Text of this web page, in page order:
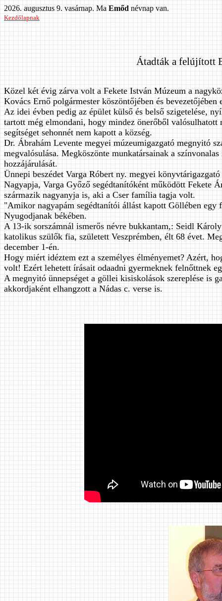
2026. augusztus 9. vasárnap. Ma Emőd névnap van.
Kezdőlapnak
Átadták a felújított
Közel két évig zárva volt a Fekete István Múzeum a
Kovács Ernő polgármester köszöntőjében és
Az idei évben pedig az épület külső és belső szigetelése,
tartott még elmondani, hogy mindez önerőből
segítséget sehonnét nem kapott a község.
Dr. Ábrahám Levente megyei múzeumigazgató megnyitó
megvalósulása. Megköszönte munkatársainak a
hozzájárulását.
Ünnepi beszédet Varga Róbert ny. megyei
Nagyapja, Varga Győző segédtanítóként működött Fekete
származik nagyanyja is, aki a Cser família tagja volt.
"Amikor nagyapám segédtanítói állást kapott Göllében
Nyugodjanak békében.
A 13-ik sorszámnál ismerős névre bukkantam,: Seidl
katolikus szülők fia, született Veszprémben, élt 68 évet.
december 1-én.
Hogy miért idéztem ezt a személyes élményemet? Azért,
volt! Ezért lehetett írásait odaadni gyermeknek felnőttnek
A megnyitó ünnepséget a göllei kisiskolások szereplése is
akkordjaként elhangzott a Nádas c. verse is.